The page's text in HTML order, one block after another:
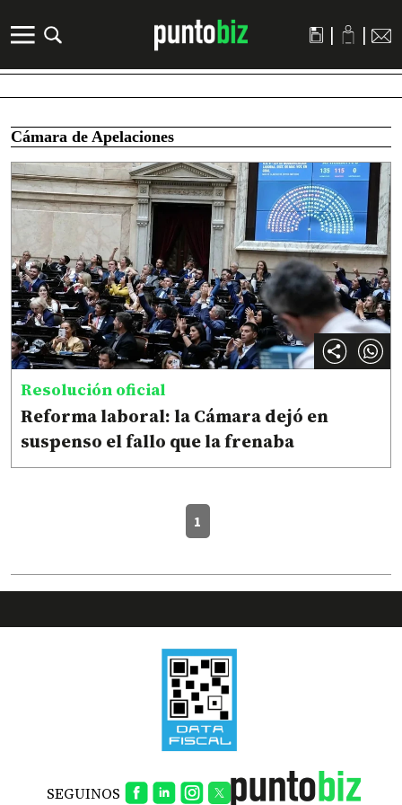
| |
Cámara de Apelaciones
Resolución oficial
Reforma laboral: la Cámara dejó en
suspenso el fallo que la frenaba
1
SEGUINOS